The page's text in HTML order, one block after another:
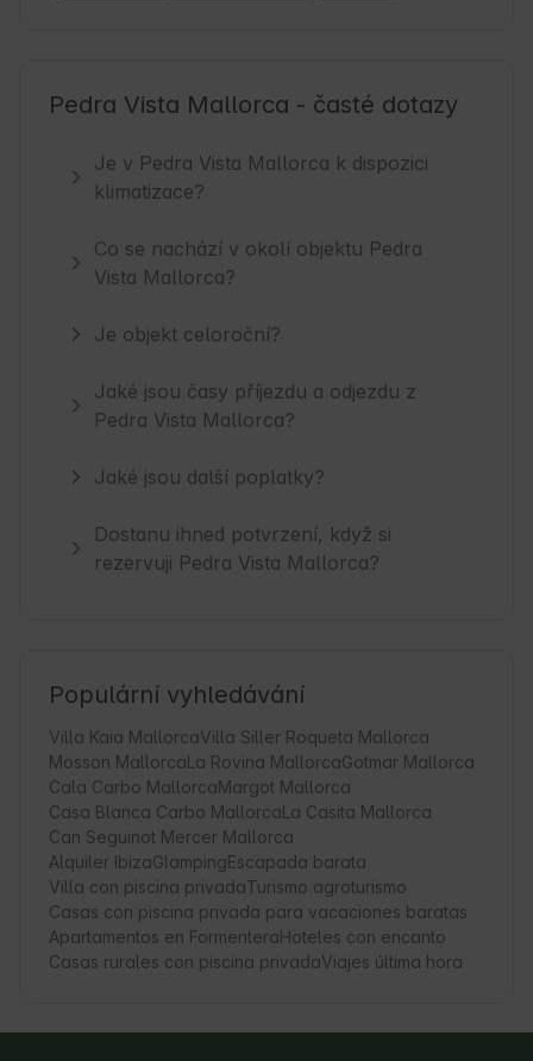
Pedra Vista Mallorca - časté dotazy
Je v Pedra Vista Mallorca k dispozici
klimatizace?
Co se nachází v okolí objektu Pedra
Vista Mallorca?
Je objekt celoroční?
Jaké jsou časy příjezdu a odjezdu z
Pedra Vista Mallorca?
Jaké jsou další poplatky?
Dostanu ihned potvrzení, když si
rezervuji Pedra Vista Mallorca?
Populární vyhledávání
Villa Kaia MallorcaVilla Siller Roqueta Mallorca
Mosson MallorcaLa Rovina MallorcaGotmar Mallorca
Cala Carbo MallorcaMargot Mallorca
Casa Blanca Carbo MallorcaLa Casita Mallorca
Can Seguinot Mercer Mallorca
Alquiler IbizaGlampingEscapada barata
Villa con piscina privadaTurismo agroturismo
Casas con piscina privada para vacaciones baratas
Apartamentos en FormenteraHoteles con encanto
Casas rurales con piscina privadaViajes última hora